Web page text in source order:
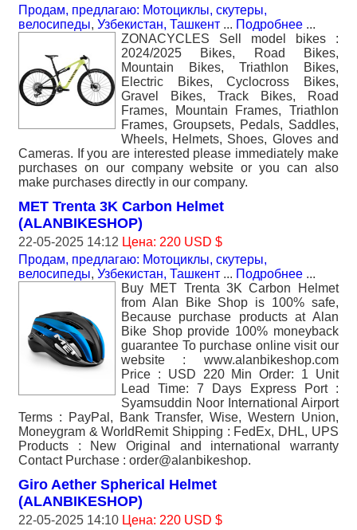
Продам, предлагаю: Мотоциклы, скутеры,
велосипеды, Узбекистан, Ташкент ... Подробнее ...
ZONACYCLES Sell model bikes :
2024/2025 Bikes, Road Bikes,
Mountain Bikes, Triathlon Bikes,
Electric Bikes, Cyclocross Bikes,
Gravel Bikes, Track Bikes, Road
Frames, Mountain Frames, Triathlon
Frames, Groupsets, Pedals, Saddles,
Wheels, Helmets, Shoes, Gloves and
Cameras. If you are interested please immediately make
purchases on our company website or you can also
make purchases directly in our company.
MET Trenta 3K Carbon Helmet
(ALANBIKESHOP)
22-05-2025 14:12 Цена: 220 USD $
Продам, предлагаю: Мотоциклы, скутеры,
велосипеды, Узбекистан, Ташкент ... Подробнее ...
Buy MET Trenta 3K Carbon Helmet
from Alan Bike Shop is 100% safe,
Because purchase products at Alan
Bike Shop provide 100% moneyback
guarantee To purchase online visit our
website : www.alanbikeshop.com
Price : USD 220 Min Order: 1 Unit
Lead Time: 7 Days Express Port :
Syamsuddin Noor International Airport
Terms : PayPal, Bank Transfer, Wise, Western Union,
Moneygram & WorldRemit Shipping : FedEx, DHL, UPS
Products : New Original and international warranty
Contact Purchase : order@alanbikeshop.
Giro Aether Spherical Helmet
(ALANBIKESHOP)
22-05-2025 14:10 Цена: 220 USD $